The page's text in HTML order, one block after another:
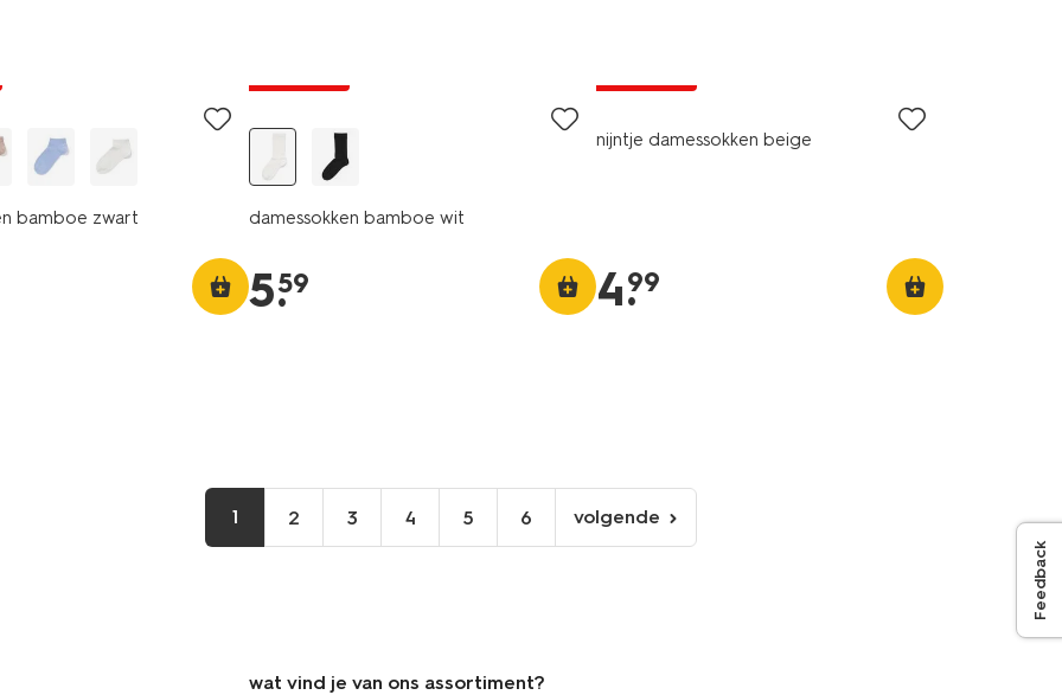
bamboe zwart damessokken bamboe wit
5.
59
nijntje damessokken beige
4.
99
1 2 3 4 5 6
volgende
pagina
volgende
wat vind je van ons assortiment?
Feedback